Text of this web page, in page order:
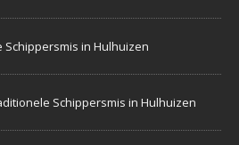
Schippersmis in Hulhuizen
Schippersmis in Hulhuizen